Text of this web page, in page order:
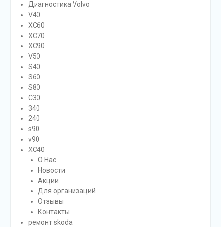
Диагностика Volvo
V40
XC60
XC70
XC90
V50
S40
S60
S80
C30
340
240
s90
v90
XC40
О Нас
Новости
Акции
Для организаций
Отзывы
Контакты
ремонт skoda